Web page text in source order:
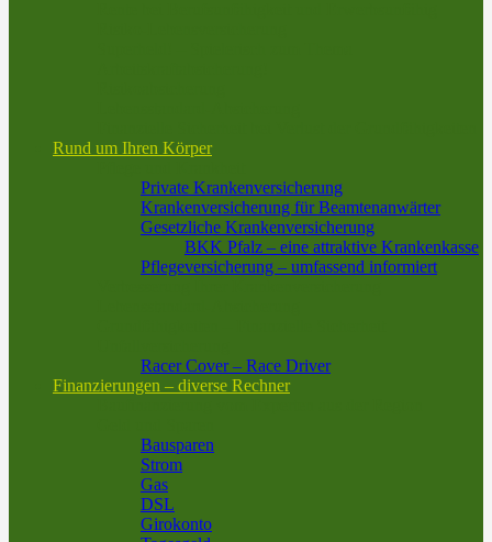
Rund um Ihren Körper
Private Krankenversicherung
Krankenversicherung für Beamtenanwärter
Gesetzliche Krankenversicherung
BKK Pfalz – eine attraktive Krankenkasse
Pflegeversicherung – umfassend informiert
Racer Cover – Race Driver
Finanzierungen – diverse Rechner
Bausparen
Strom
Gas
DSL
Girokonto